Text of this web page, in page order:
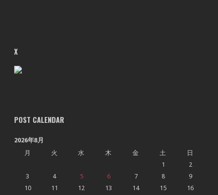
X
POST CALENDAR
2026年8月
月
火 水 木 金 土
日
1
2
3
4 5 6 7 8
9
10
11 12 13 14 15
16